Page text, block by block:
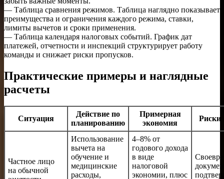
— Таблица сравнения режимов. Таблица наглядно показывает
преимущества и ограничения каждого режима, ставки,
лимиты вычетов и сроки применения.
— Таблица календаря налоговых событий. График дат
платежей, отчетности и инспекций структурирует работу
команды и снижает риски пропусков.
Практические примеры и наглядные
расчеты
Ситуация
Действие по
планированию
Примерная
экономия
Риски
Частное лицо
на обычной
Использование
вычета на
обучение и
медицинские
расходы,
4–8% от
годового дохода
в виде
налоговой
экономии, плюс